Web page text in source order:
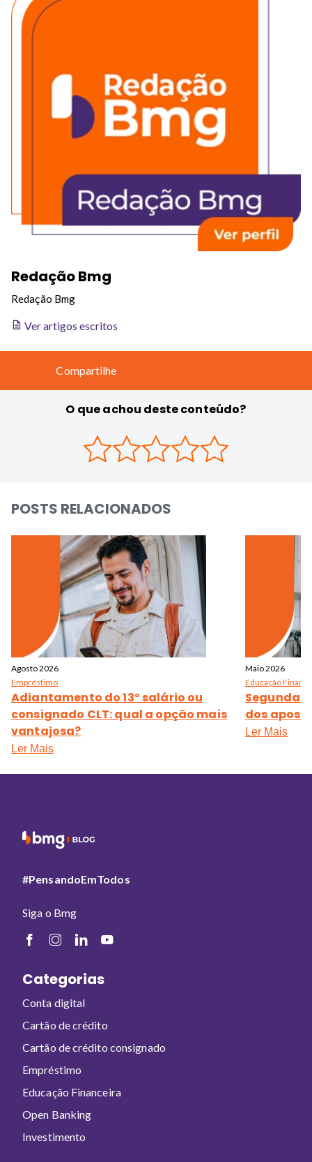
Redação Bmg
Redação Bmg
Ver artigos escritos
Compartilhe
O que achou deste conteúdo?
POSTS RELACIONADOS
Agosto 2026
Empréstimo
Adiantamento do 13º salário ou
consignado CLT: qual a opção mais
vantajosa?
Ler Mais
Maio 2026
Educação
Segunda
dos
Ler Mais
#PensandoEmTodos
Siga o Bmg
Categorias
Conta digital
Cartão de crédito
Cartão de crédito consignado
Empréstimo
Educação Financeira
Open Banking
Investimento